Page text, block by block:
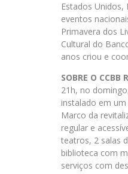
Estados
eventos
Primavera dos
Cultural do
anos criou e
SOBRE O CCBB
21h, no
instalado em
Marco da
regular e
teatros, 2 salas
biblioteca com
serviços com